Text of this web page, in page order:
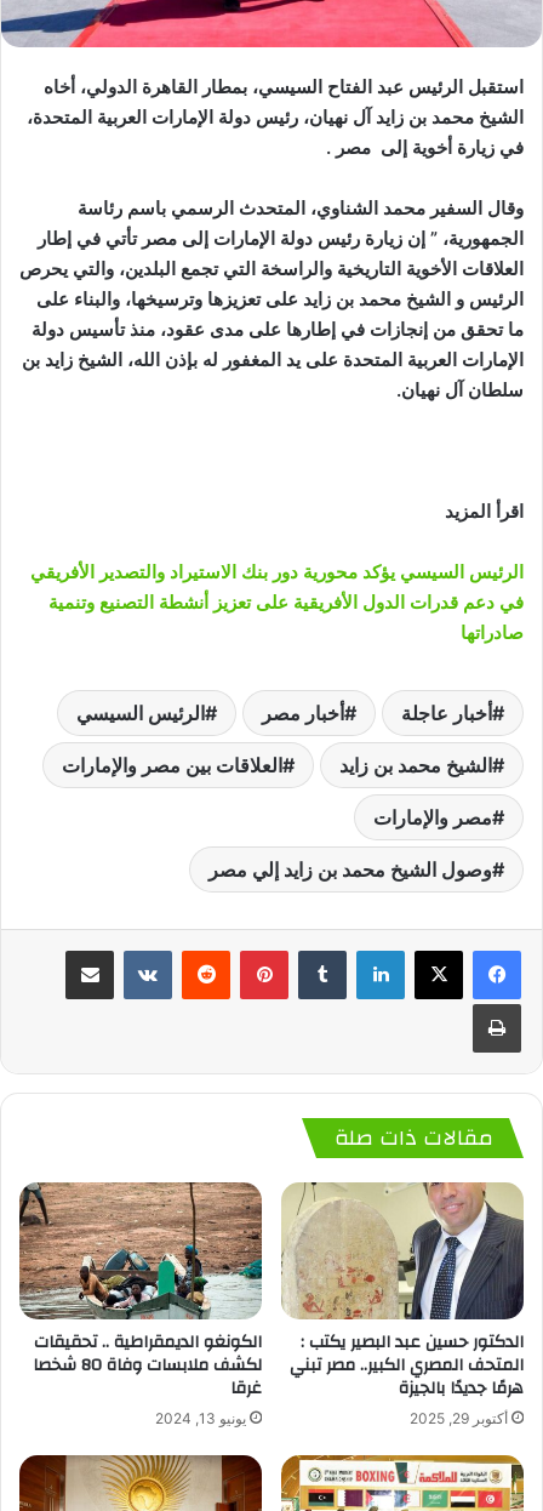
استقبل الرئيس عبد الفتاح السيسي، بمطار القاهرة الدولي، أخاه
الشيخ محمد بن زايد آل نهيان، رئيس دولة الإمارات العربية المتحدة،
في زيارة أخوية إلى مصر .
وقال السفير محمد الشناوي، المتحدث الرسمي باسم رئاسة
الجمهورية، ” إن زيارة رئيس دولة الإمارات إلى مصر تأتي في إطار
العلاقات الأخوية التاريخية والراسخة التي تجمع البلدين، والتي يحرص
الرئيس و الشيخ محمد بن زايد على تعزيزها وترسيخها، والبناء على
ما تحقق من إنجازات في إطارها على مدى عقود، منذ تأسيس دولة
الإمارات العربية المتحدة على يد المغفور له بإذن الله، الشيخ زايد بن
سلطان آل نهيان.
اقرأ المزيد
الرئيس السيسي يؤكد محورية دور بنك الاستيراد والتصدير الأفريقي
في دعم قدرات الدول الأفريقية على تعزيز أنشطة التصنيع وتنمية
صادراتها
أخبار عاجلة أخبار مصر الرئيس السيسي
الشيخ محمد بن زايد العلاقات بين مصر والإمارات
مصر والإمارات
وصول الشيخ محمد بن زايد إلي مصر
لينكدإن بينتيريست
مقالات ذات صلة
الدكتور حسين عبد البصير يكتب :
المتحف المصري الكبير.. مصر تبني
هرمًا جديدًا بالجيزة
أكتوبر 29, 2025
الكونغو الديمقراطية .. تحقيقات
لكشف ملابسات وفاة 80 شخصا
غرقا
يونيو 13, 2024